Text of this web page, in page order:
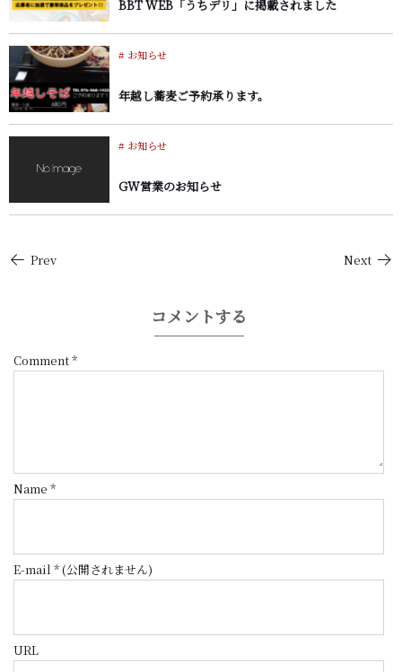
BBT WEB「うちデリ」に掲載されました
お知らせ
年越し蕎麦ご予約承ります。
お知らせ
GW営業のお知らせ
Prev Next
コメントする
Comment*
Name *
E-mail *(公開されません)
URL